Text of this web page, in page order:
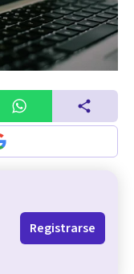
Registrarse